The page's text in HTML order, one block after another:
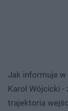
Jak informuje
Karol Wójcicki -
trajektoria